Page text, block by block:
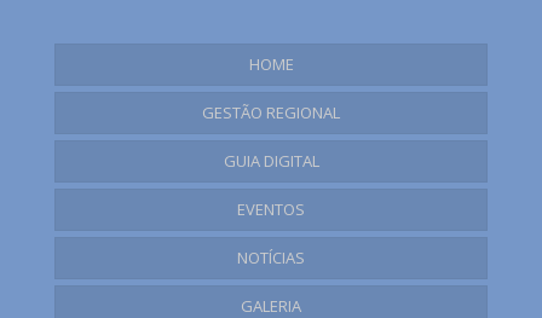
HOME
GESTÃO REGIONAL
Plano Regional de Turismo
Documentação
GUIA DIGITAL
Bom Jesus
Cambará do Sul
Campestre da Serra
EVENTOS
NOTÍCIAS
GALERIA